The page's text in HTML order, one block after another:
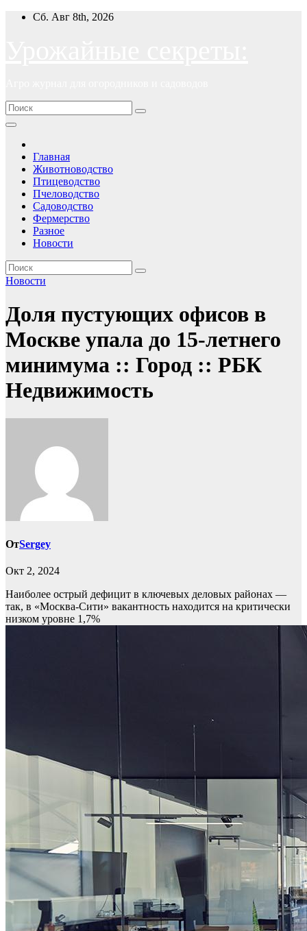
ПерейтиСб. Авг 8th, 2026
Главная
Животноводство
Птицеводство
Пчеловодство
Садоводство
Фермерство
Разное
Новости
Новости
Доля пустующих офисов в
Москве упала до 15-летнего
минимума :: Город :: РБК
Недвижимость
ОтSergey
Окт 2, 2024
Наиболее острый дефицит в ключевых деловых районах —
так, в «Москва-Сити» вакантность находится на критически
низком уровне 1,7%